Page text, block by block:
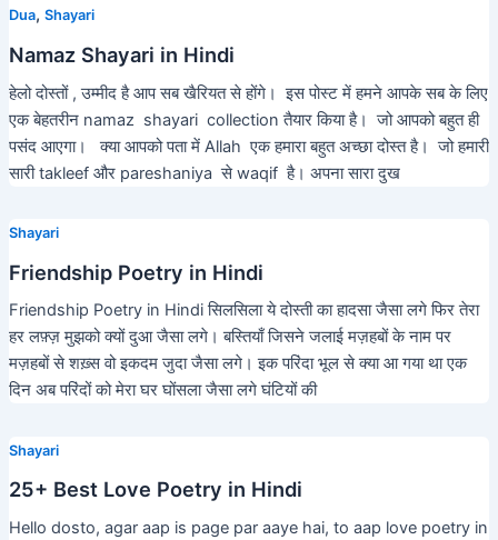
Dua, Shayari
Namaz Shayari in Hindi
हेलो दोस्तों , उम्मीद है आप सब खैरियत से होंगे। इस पोस्ट में हमने आपके सब के लिए
एक बेहतरीन namaz shayari collection तैयार किया है। जो आपको बहुत ही
पसंद आएगा। क्या आपको पता में Allah एक हमारा बहुत अच्छा दोस्त है। जो हमारी
सारी takleef और pareshaniya से waqif है। अपना सारा दुख
Shayari
Friendship Poetry in Hindi
Friendship Poetry in Hindi सिलसिला ये दोस्ती का हादसा जैसा लगे फिर तेरा
हर लफ़्ज़ मुझको क्यों दुआ जैसा लगे। बस्तियाँ जिसने जलाई मज़हबों के नाम पर
मज़हबों से शख़्स वो इकदम जुदा जैसा लगे। इक परिंदा भूल से क्या आ गया था एक
दिन अब परिंदों को मेरा घर घोंसला जैसा लगे घंटियों की
Shayari
25+ Best Love Poetry in Hindi
Hello dosto, agar aap is page par aaye hai, to aap love poetry in